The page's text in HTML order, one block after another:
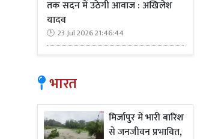
तक सदन में उठेगी आवाज : अखिलेश
यादव
23 Jul 2026 21:46:44
भारत
मिर्जापुर में भारी बारिश
से जनजीवन प्रभावित,